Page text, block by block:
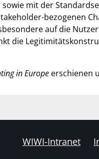
sowie mit der
bezogenen
auf die
die
in Europe erschienen
WIWI-Intranet